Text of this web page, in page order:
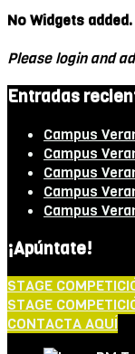
No Widgets added.
Please login and
Entradas
Campus
Campus
Campus
Campus
Campus
¡Apúntate!
STAGE
STAGE
CONTACTA AQUÍ